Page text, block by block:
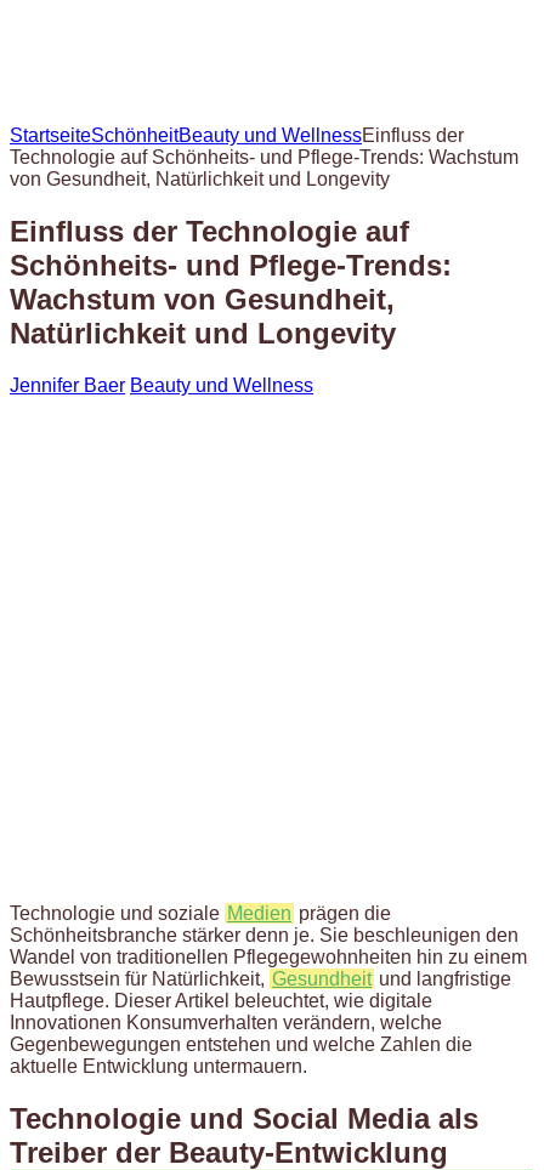
StartseiteSchönheitBeauty und WellnessEinfluss der
Technologie auf Schönheits- und Pflege-Trends: Wachstum
von Gesundheit, Natürlichkeit und Longevity
Einfluss der Technologie auf
Schönheits- und Pflege-Trends:
Wachstum von Gesundheit,
Natürlichkeit und Longevity
Jennifer Baer Beauty und Wellness
Technologie und soziale Medien prägen die
Schönheitsbranche stärker denn je. Sie beschleunigen den
Wandel von traditionellen Pflegegewohnheiten hin zu einem
Bewusstsein für Natürlichkeit, Gesundheit und langfristige
Hautpflege. Dieser Artikel beleuchtet, wie digitale
Innovationen Konsumverhalten verändern, welche
Gegenbewegungen entstehen und welche Zahlen die
aktuelle Entwicklung untermauern.
Technologie und Social Media als
Treiber der Beauty-Entwicklung